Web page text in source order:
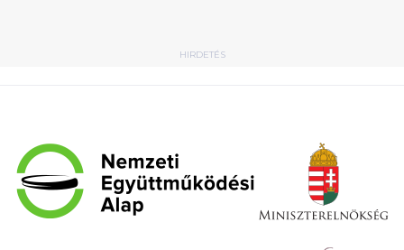
HIRDETÉS